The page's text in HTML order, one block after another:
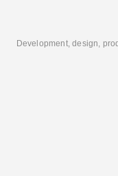
Development, design,